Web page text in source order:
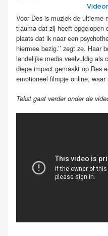
Voor Des is muziek de ultieme
trauma dat zij heeft opgelopen
plaats dat ik naar een
hiermee bezig.’’ zegt ze. Haar
landelijke media veelvuldig als
diepe impact gemaakt op Des
emotioneel filmpje online,
Tekst gaat verder onder de